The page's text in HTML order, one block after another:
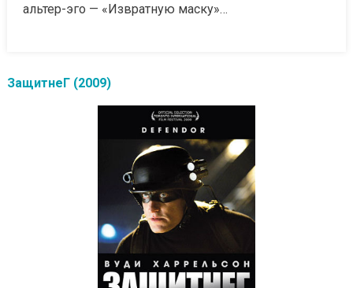
альтер-эго — «Извратную маску»…
ЗащитнеГ (2009)